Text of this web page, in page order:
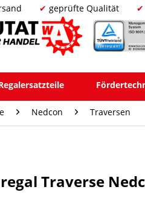
geprüfte Qualität
Nedcon Traversen
Traverse